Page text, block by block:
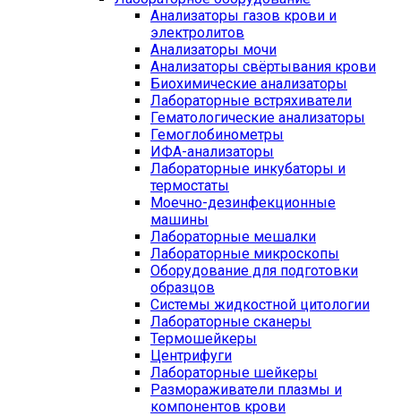
Анализаторы газов крови и
электролитов
Анализаторы мочи
Анализаторы свёртывания крови
Биохимические анализаторы
Лабораторные встряхиватели
Гематологические анализаторы
Гемоглобинометры
ИФА-анализаторы
Лабораторные инкубаторы и
термостаты
Моечно-дезинфекционные
машины
Лабораторные мешалки
Лабораторные микроскопы
Оборудование для подготовки
образцов
Системы жидкостной цитологии
Лабораторные сканеры
Термошейкеры
Центрифуги
Лабораторные шейкеры
Размораживатели плазмы и
компонентов крови